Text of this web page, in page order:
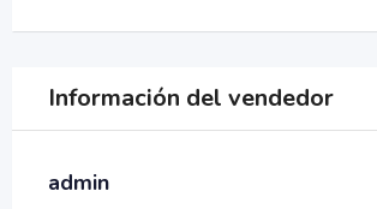
Información del vendedor
admin